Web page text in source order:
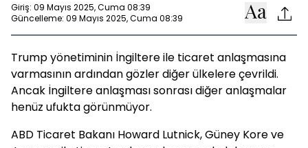
Giriş: 09 Mayıs 2025, Cuma 08:39
Güncelleme: 09 Mayıs 2025, Cuma 08:39
Trump yönetiminin İngiltere ile ticaret anlaşmasına
varmasının ardından gözler diğer ülkelere çevrildi.
Ancak İngiltere anlaşması sonrası diğer anlaşmalar
henüz ufukta görünmüyor.
ABD Ticaret Bakanı Howard Lutnick, Güney Kore ve